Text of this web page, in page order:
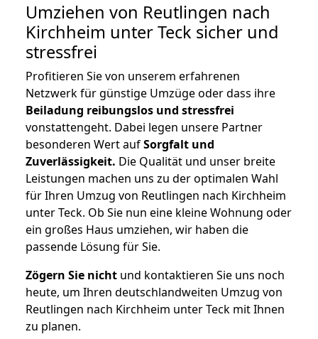
Umziehen von Reutlingen nach
Kirchheim unter Teck sicher und
stressfrei
Profitieren Sie von unserem erfahrenen
Netzwerk für günstige Umzüge oder dass ihre
Beiladung reibungslos und stressfrei
vonstattengeht. Dabei legen unsere Partner
besonderen Wert aufSorgfalt und
Zuverlässigkeit. Die Qualität und unser breite
Leistungen machen uns zu der optimalen Wahl
für Ihren Umzug von Reutlingen nach Kirchheim
unter Teck. Ob Sie nun eine kleine Wohnung oder
ein großes Haus umziehen, wir haben die
passende Lösung für Sie.
Zögern Sie nicht und kontaktieren Sie uns noch
heute, um Ihren deutschlandweiten Umzug von
Reutlingen nach Kirchheim unter Teck mit Ihnen
zu planen.